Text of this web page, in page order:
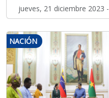
jueves, 21 diciembre 2023 -
NACIÓN